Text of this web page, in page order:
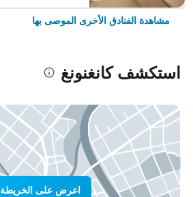
مشاهدة الفنادق الأخرى الموصى بها
استكشف كانغنونغ
اعرض على الخريطة